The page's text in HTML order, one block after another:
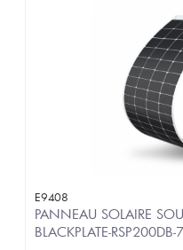
E9408
PANNEAU SOLAIRE
BLACKPLATE-RSP200DB-